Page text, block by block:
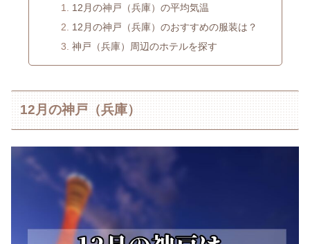
12月の神戸（兵庫）の平均気温
12月の神戸（兵庫）のおすすめの服装は？
神戸（兵庫）周辺のホテルを探す
12月の神戸（兵庫）